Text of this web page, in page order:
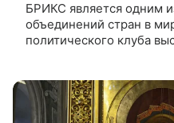
БРИКС является одним
объединений стран в
политического клуба